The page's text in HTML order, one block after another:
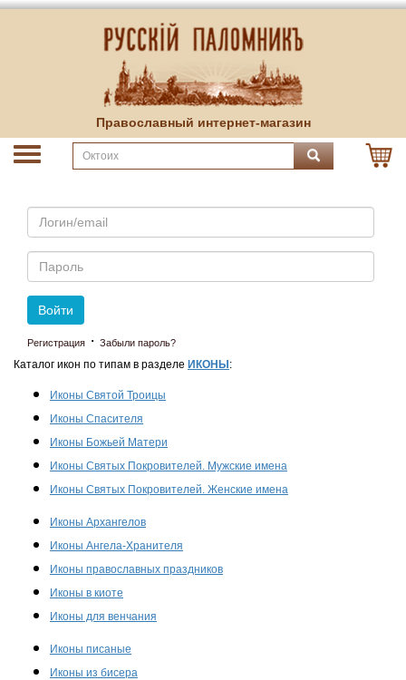
Православный интернет-магазин
Email
Пароль
Войти
Регистрация · Забыли пароль?
Каталог икон по типам в разделе ИКОНЫ :
Иконы Святой Троицы
Иконы Спасителя
Иконы Божьей Матери
Иконы Святых Покровителей. Мужские имена
Иконы Святых Покровителей. Женские имена
Иконы Архангелов
Иконы Ангела-Хранителя
Иконы православных праздников
Иконы в киоте
Иконы для венчания
Иконы писаные
Иконы из бисера